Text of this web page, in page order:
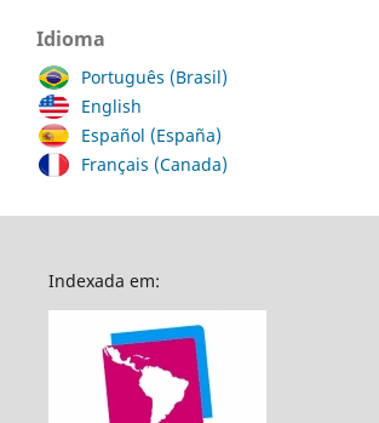
Idioma
Português (Brasil)
English
Español (España)
Français (Canada)
Indexada em: